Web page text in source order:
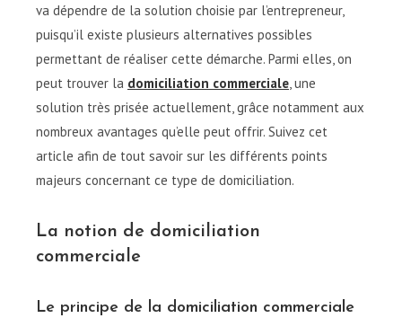
va dépendre de la solution choisie par l’entrepreneur,
puisqu’il existe plusieurs alternatives possibles
permettant de réaliser cette démarche. Parmi elles, on
peut trouver la domiciliation commerciale, une
solution très prisée actuellement, grâce notamment aux
nombreux avantages qu’elle peut offrir. Suivez cet
article afin de tout savoir sur les différents points
majeurs concernant ce type de domiciliation.
La notion de domiciliation
commerciale
Le principe de la domiciliation commerciale